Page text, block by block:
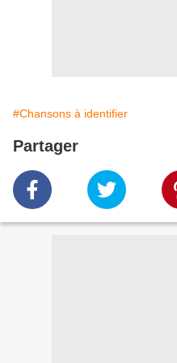
#Chansons à identifier
Partager